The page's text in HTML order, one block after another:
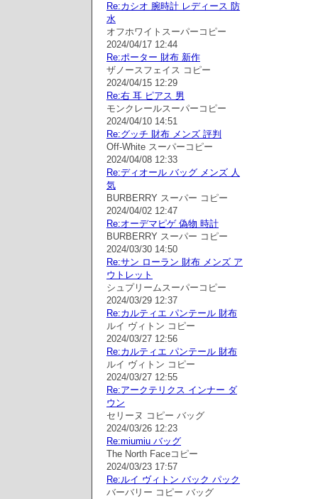
Re:カシオ 腕時計 レディース 防
水
オフホワイトスーパーコピー
2024/04/17 12:44
Re:ポーター 財布 新作
ザノースフェイス コピー
2024/04/15 12:29
Re:右 耳 ピアス 男
モンクレールスーパーコピー
2024/04/10 14:51
Re:グッチ 財布 メンズ 評判
Off-White スーパーコピー
2024/04/08 12:33
Re:ディオール バッグ メンズ 人
気
BURBERRY スーパー コピー
2024/04/02 12:47
Re:オーデマピゲ 偽物 時計
BURBERRY スーパー コピー
2024/03/30 14:50
Re:サン ローラン 財布 メンズ ア
ウトレット
シュプリームスーパーコピー
2024/03/29 12:37
Re:カルティエ パンテール 財布
ルイ ヴィトン コピー
2024/03/27 12:56
Re:カルティエ パンテール 財布
ルイ ヴィトン コピー
2024/03/27 12:55
Re:アークテリクス インナー ダ
ウン
セリーヌ コピー バッグ
2024/03/26 12:23
Re:miumiu バッグ
The North Faceコピー
2024/03/23 17:57
Re:ルイ ヴィトン バック パック
バーバリー コピー バッグ